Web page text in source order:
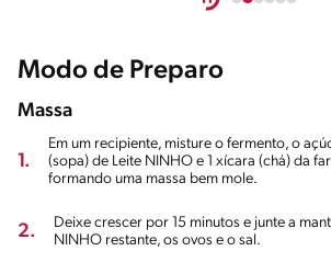
Modo de Preparo
Massa
1.
Em um recipiente, misture o fermento, o
(sopa) de Leite NINHO e 1 xícara (chá) da
formando uma massa bem mole.
2.
Deixe crescer por 15 minutos e junte a
NINHO restante, os ovos e o sal.